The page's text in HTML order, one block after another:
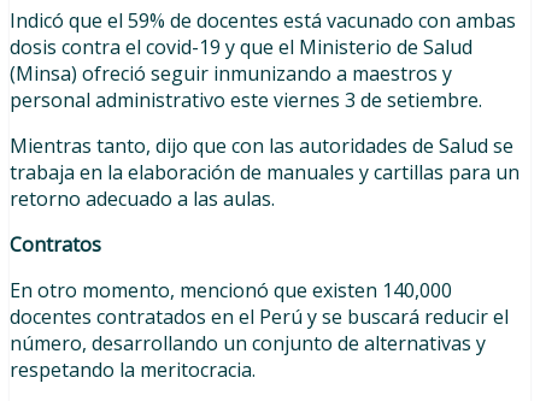
Indicó que el 59% de docentes está vacunado con ambas
dosis contra el covid-19 y que el Ministerio de Salud
(Minsa) ofreció seguir inmunizando a maestros y
personal administrativo este viernes 3 de setiembre.
Mientras tanto, dijo que con las autoridades de Salud se
trabaja en la elaboración de manuales y cartillas para un
retorno adecuado a las aulas.
Contratos
En otro momento, mencionó que existen 140,000
docentes contratados en el Perú y se buscará reducir el
número, desarrollando un conjunto de alternativas y
respetando la meritocracia.